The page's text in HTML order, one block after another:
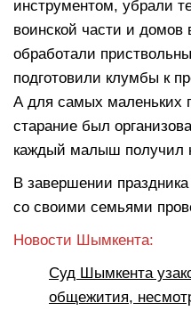
инструментом, убрали
воинской части и домов
обработали
подготовили клумбы к
А для самых маленьких
старание был
каждый малыш получил
В завершении
со своими семьями
Новости Шымкента:
Суд Шымкента
общежития,